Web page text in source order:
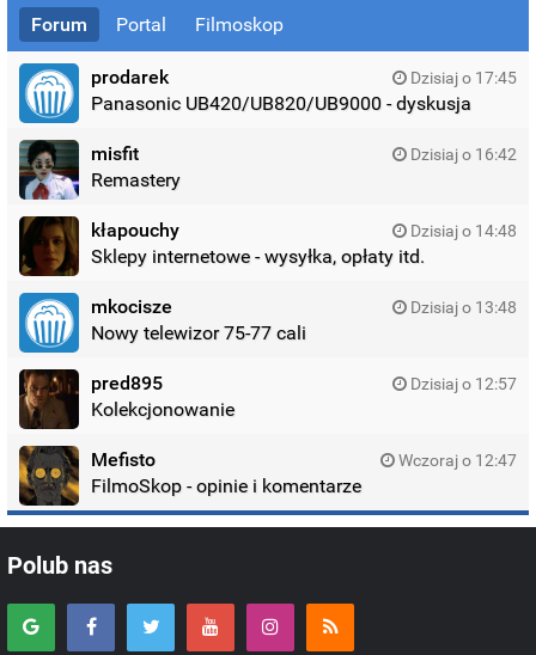
Forum Portal Filmoskop
prodarek Dzisiaj o 17:45
Panasonic UB420/UB820/UB9000 - dyskusja
misfit Dzisiaj o 16:42
Remastery
kłapouchy Dzisiaj o 14:48
Sklepy internetowe - wysyłka, opłaty itd.
mkocisze Dzisiaj o 13:48
Nowy telewizor 75-77 cali
pred895 Dzisiaj o 12:57
Kolekcjonowanie
Mefisto Wczoraj o 12:47
FilmoSkop - opinie i komentarze
Polub nas